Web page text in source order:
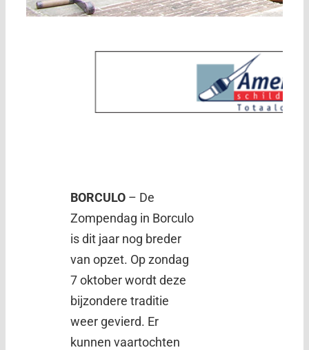
BORCULO – De
Zompendag in Borculo
is dit jaar nog breder
van opzet. Op zondag
7 oktober wordt deze
bijzondere traditie
weer gevierd. Er
kunnen vaartochten